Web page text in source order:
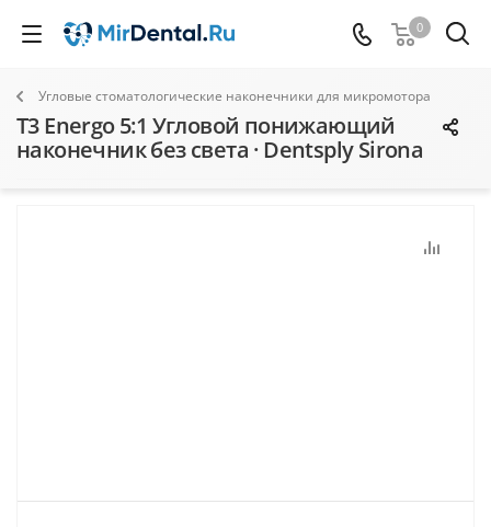
0
Угловые стоматологические наконечники для микромотора
T3 Energo 5:1 Угловой понижающий
наконечник без света · Dentsply Sirona